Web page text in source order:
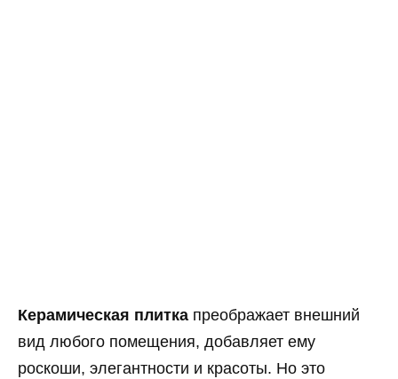
Керамическая плитка преображает внешний
вид любого помещения, добавляет ему
роскоши, элегантности и красоты. Но это